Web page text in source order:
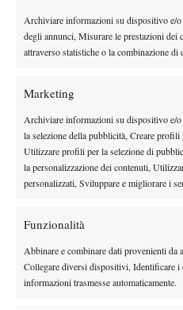
Archiviare informazioni su dispositivo e/
degli annunci, Misurare le prestazioni dei
attraverso statistiche o la combinazione
Marketing
Archiviare informazioni su dispositivo e/
la selezione della pubblicità, Creare profili
Utilizzare profili per la selezione di
la personalizzazione dei contenuti,
personalizzati, Sviluppare e migliorare i
Funzionalità
Abbinare e combinare dati provenienti da
Collegare diversi dispositivi, Identificare i
informazioni trasmesse automaticamente.
Testata giornalisticaSpazio Tennis